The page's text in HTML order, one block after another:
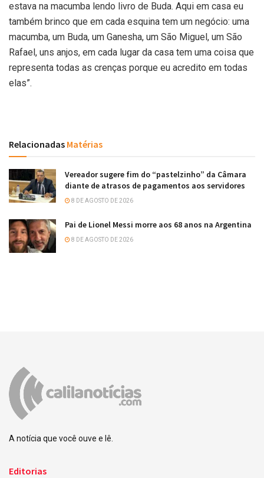
estava na macumba lendo livro de Buda. Aqui em casa eu
também brinco que em cada esquina tem um negócio: uma
macumba, um Buda, um Ganesha, um São Miguel, um São
Rafael, uns anjos, em cada lugar da casa tem uma coisa que
representa todas as crenças porque eu acredito em todas
elas”.
Relacionadas Matérias
Vereador sugere fim do “pastelzinho” da Câmara
diante de atrasos de pagamentos aos servidores
8 DE AGOSTO DE 2026
Pai de Lionel Messi morre aos 68 anos na Argentina
8 DE AGOSTO DE 2026
A notícia que você ouve e lê.
Editorias